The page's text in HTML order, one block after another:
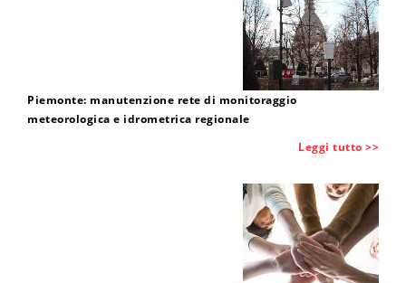
Piemonte: manutenzione rete di monitoraggio
meteorologica e idrometrica regionale
Leggi tutto >>